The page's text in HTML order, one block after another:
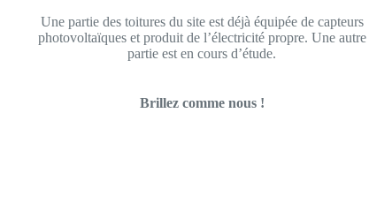
Une partie des toitures du site est déjà équipée de capteurs
photovoltaïques et produit de l’électricité propre. Une autre
partie est en cours d’étude.
Brillez comme nous !